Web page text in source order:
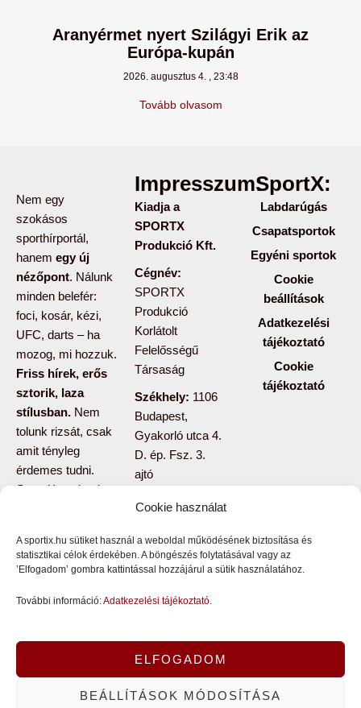
Cookie használat
A sportix.hu sütiket használ a weboldal működésének biztosítása és
statisztikai célok érdekében. A böngészés folytatásával vagy az
’Elfogadom’ gombra kattintással hozzájárul a sütik használatához.
További információ:Adatkezelési tájékoztató.
ELFOGADOM
BEÁLLÍTÁSOK MÓDOSÍTÁSA
Aranyérmet nyert Szilágyi Erik az
Európa-kupán
2026. augusztus 4. 23:48
Tovább olvasom
Nem egy
szokásos
sporthírportál,
hanem egy új
nézőpont. Nálunk
minden belefér:
foci, kosár, kézi,
UFC, darts – ha
mozog, mi hozzuk.
Friss hírek, erős
sztorik, laza
stílusban. Nem
tolunk rizsát, csak
amit tényleg
érdemes tudni.
Sport X azoknak,
hanem értik is.
Csatlakozz, ha te
pörgeted a sportot.
a
e
n
t
i
t
Impresszum:
Kiadja a
SPORTX
Produkció Kft.
Cégnév:
SPORTX
Produkció
Korlátolt
Felelősségű
Társaság
Székhely: 1106
Budapest,
Gyakorló utca 4.
D. ép. Fsz. 3.
ajtó
SportX:
Labdarúgás
Csapatsportok
Egyéni sportok
Cookie
beállítások
Adatkezelési
tájékoztató
Cookie
tájékoztató
Copyright © 2026 SPORTX Produkció Kft.